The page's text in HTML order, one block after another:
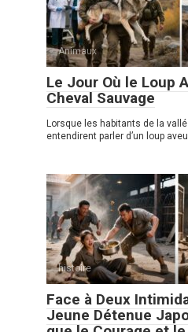
Animaux
Le Jour Où le Loup
Cheval Sauvage
Lorsque les habitants de la
entendirent parler d’un loup
histoire
Face à Deux
Jeune Détenue